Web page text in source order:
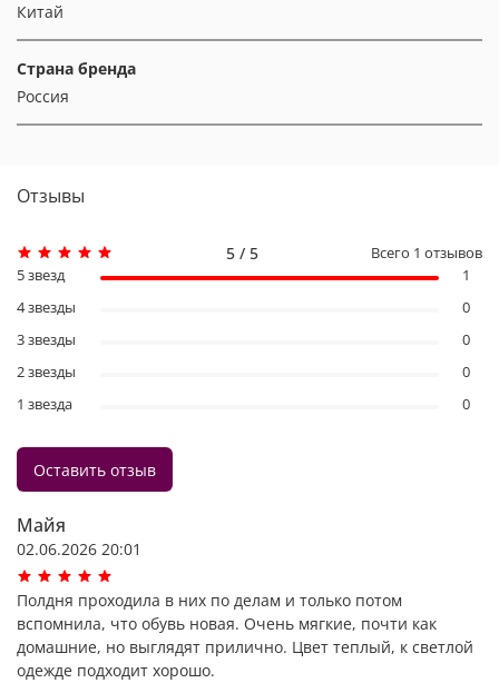
Китай
Страна бренда
Россия
Отзывы
Майя
02.06.2026 20:01
Полдня проходила в них по делам и только потом
вспомнила, что обувь новая. Очень мягкие, почти как
домашние, но выглядят прилично. Цвет теплый, к светлой
одежде подходит хорошо.
5 / 5 Всего 1 отзывов
5 звезд
1
4 звезды
0
3 звезды
0
2 звезды
0
1 звезда
0
Оставить отзыв